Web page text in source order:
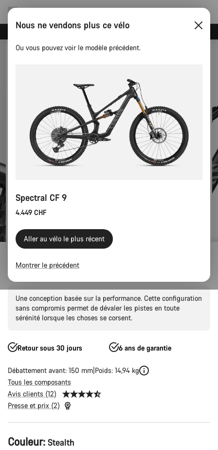
Recevez nos meilleures offres avec la newsletter Canyon
Spectral CF 9
Une conception basée sur la performance. Cette configuration
sans compromis permet de dévaler les pistes en toute
sérénité lorsque les choses se corsent.
Retour sous 30 jours 6 ans de garantie
Débattement avant: 150 mm Poids: 14,94 kg
Tous les composants
Avis clients (12)
Presse et prix (2)
Configuration
Couleur: Stealth
Nous ne vendons plus ce vélo
Ou vous pouvez voir le modèle précédent.
Spectral CF 9
4.449 CHF
Aller au vélo le plus récent
Montrer le précédent